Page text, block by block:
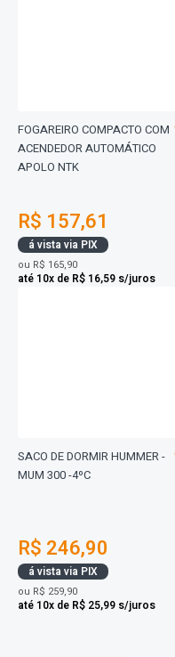
FOGAREIRO COMPACTO COM
ACENDEDOR AUTOMÁTICO
APOLO NTK
R$ 157,61
á vista via PIX
ou R$ 165,90
até 10x de R$ 16,59 s/juros
SACO DE DORMIR HUMMER -
MUM 300 -4ºC
R$ 246,90
á vista via PIX
ou R$ 259,90
até 10x de R$ 25,99 s/juros